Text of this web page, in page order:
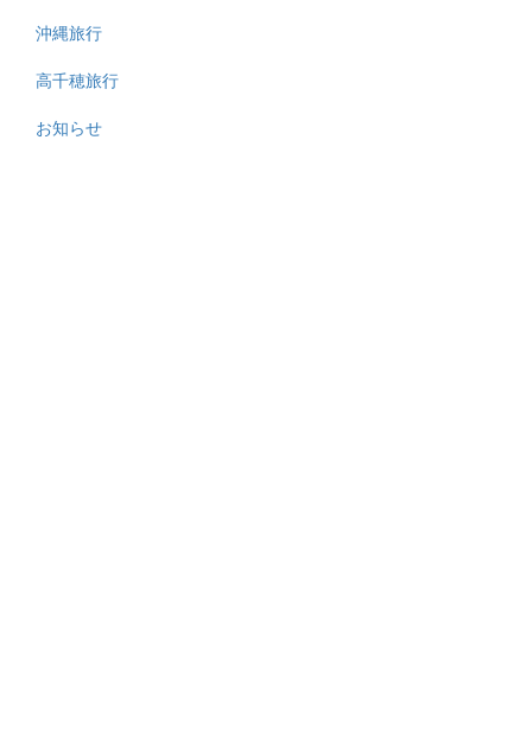
沖縄旅行
高千穂旅行
お知らせ